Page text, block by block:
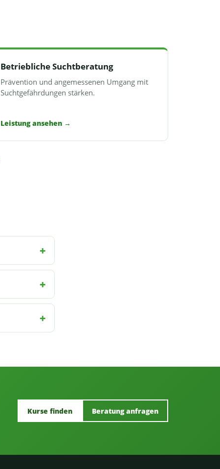
Betriebliche Suchtberatung
Prävention und angemessenen Umgang mit
Suchtgefährdungen stärken.
Leistung ansehen →
Kurse finden Beratung anfragen